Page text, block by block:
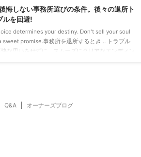
悔しない事務所選びの条件。後々の退所ト
ルを回避!
determines your destiny. Don't sell your soul
sweet promise.事務所を退所するとき… トラブル
快な思いをせずに… スムーズにクリアなエンディン
...
Q&A オーナーズブログ